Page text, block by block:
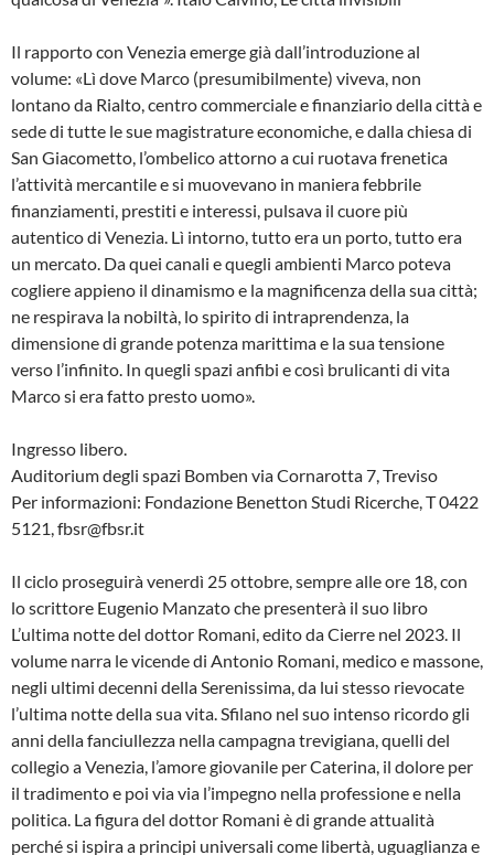
Il rapporto con Venezia emerge già dall’introduzione al
volume: «Lì dove Marco (presumibilmente) viveva, non
lontano da Rialto, centro commerciale e finanziario della città e
sede di tutte le sue magistrature economiche, e dalla chiesa di
San Giacometto, l’ombelico attorno a cui ruotava frenetica
l’attività mercantile e si muovevano in maniera febbrile
finanziamenti, prestiti e interessi, pulsava il cuore più
autentico di Venezia. Lì intorno, tutto era un porto, tutto era
un mercato. Da quei canali e quegli ambienti Marco poteva
cogliere appieno il dinamismo e la magnificenza della sua città;
ne respirava la nobiltà, lo spirito di intraprendenza, la
dimensione di grande potenza marittima e la sua tensione
verso l’infinito. In quegli spazi anfibi e così brulicanti di vita
Marco si era fatto presto uomo».
Ingresso libero.
Auditorium degli spazi Bomben via Cornarotta 7, Treviso
Per informazioni: Fondazione Benetton Studi Ricerche, T 0422
5121, fbsr@fbsr.it
Il ciclo proseguirà venerdì 25 ottobre, sempre alle ore 18, con
lo scrittore Eugenio Manzato che presenterà il suo libro
L’ultima notte del dottor Romani, edito da Cierre nel 2023. Il
volume narra le vicende di Antonio Romani, medico e massone,
negli ultimi decenni della Serenissima, da lui stesso rievocate
l’ultima notte della sua vita. Sfilano nel suo intenso ricordo gli
anni della fanciullezza nella campagna trevigiana, quelli del
collegio a Venezia, l’amore giovanile per Caterina, il dolore per
il tradimento e poi via via l’impegno nella professione e nella
politica. La figura del dottor Romani è di grande attualità
perché si ispira a principi universali come libertà, uguaglianza e